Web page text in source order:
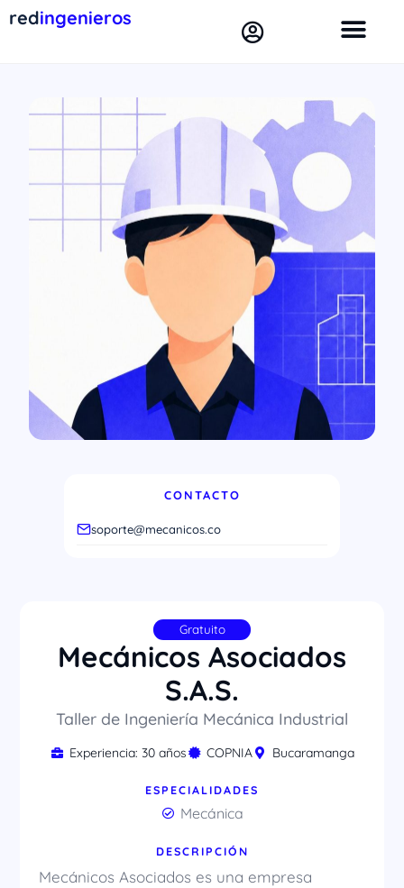
redingenieros
CONTACTO
soporte@mecanicos.co
Gratuito
Mecánicos Asociados
S.A.S.
Taller de Ingeniería Mecánica Industrial
Experiencia: 30 años COPNIA Bucaramanga
ESPECIALIDADES
Mecánica
DESCRIPCIÓN
Mecánicos Asociados es una empresa